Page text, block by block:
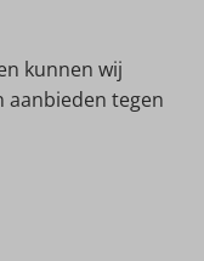
kunnen wij
tegen